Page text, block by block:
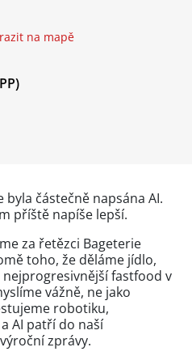
na mapě
částečně napsána AI.
příště napíše lepší.
za řetězci Bageterie
toho, že děláme jídlo,
fastfood v
vážně, ne jako
robotiku,
AI patří do naší
zprávy.